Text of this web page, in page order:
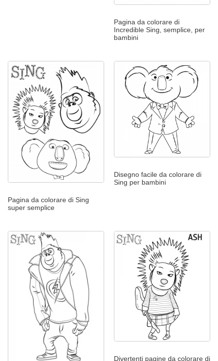
Pagina da colorare di
Incredible Sing, semplice, per
bambini
Pagina da colorare di Sing
super semplice
Disegno facile da colorare di
Sing per bambini
Divertenti pagine da colorare di